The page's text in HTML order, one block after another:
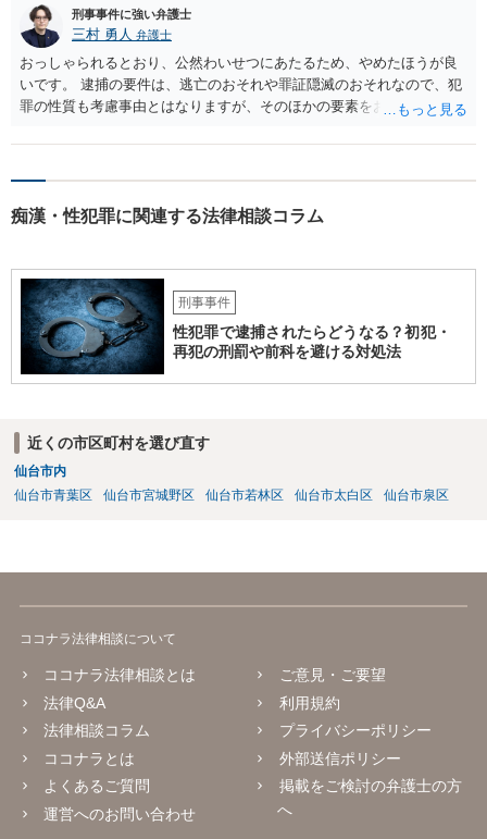
刑事事件に強い弁護士
三村 勇人 弁護士
おっしゃられるとおり、公然わいせつにあたるため、やめたほうが良
いです。 逮捕の要件は、逃亡のおそれや罪証隠滅のおそれなので、犯
罪の性質も考慮事由とはなりますが、そのほかの要素をお聞きしなけ
痴漢・性犯罪に関連する法律相談コラム
刑事事件
性犯罪で逮捕されたらどうなる？初犯・
再犯の刑罰や前科を避ける対処法
近くの市区町村を選び直す
仙台市内
仙台市青葉区
仙台市宮城野区 仙台市若林区 仙台市太白区 仙台市泉区
ココナラ法律相談について
ココナラ法律相談とは
法律Q&A
法律相談コラム
ココナラとは
よくあるご質問
運営へのお問い合わせ
ご意見・ご要望
利用規約
プライバシーポリシー
外部送信ポリシー
掲載をご検討の弁護士の方
へ